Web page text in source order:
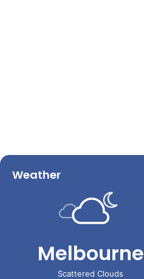
Weather
Melbourne
Scattered Clouds